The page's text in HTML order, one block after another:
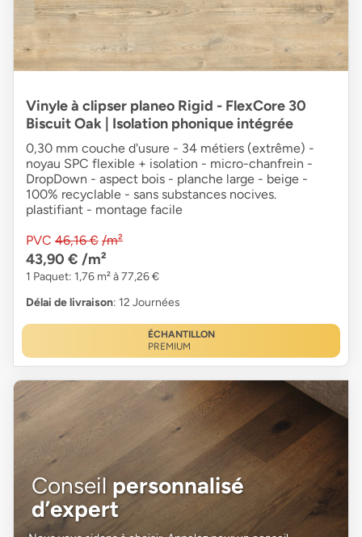
Vinyle à clipser planeo Rigid - FlexCore 30
Biscuit Oak | Isolation phonique intégrée
0,30 mm couche d'usure - 34 métiers (extrême) -
noyau SPC flexible + isolation - micro-chanfrein -
DropDown - aspect bois - planche large - beige -
100% recyclable - sans substances nocives.
plastifiant - montage facile
PVC 46,16 € /m²
43,90 € /m²
1 Paquet: 1,76 m² à 77,26 €
Délai de livraison: 12 Journées
ÉCHANTILLON
PREMIUM
Conseil personnalisé
d’expert